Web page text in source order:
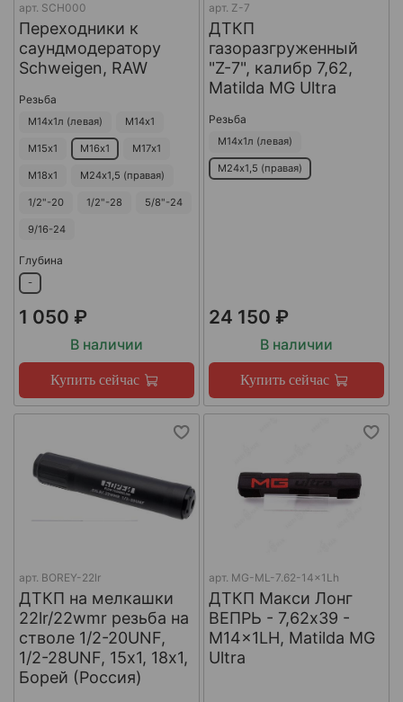
арт. SCH000
Переходники к
саундмодератору
Schweigen, RAW
Резьба
М14х1л (левая) М14х1
М15х1 М16х1 М17х1
М18х1 М24х1,5 (правая)
1/2"-20 1/2"-28 5/8"-24
9/16-24
Глубина
-
1 050 ₽
В наличии
Купить сейчас
арт. Z-7
ДТКП
газоразгруженный
"Z-7", калибр 7,62,
Matilda MG Ultra
Резьба
М14х1л (левая)
М24х1,5 (правая)
24 150 ₽
В наличии
Купить сейчас
арт. BOREY-22lr
ДТКП на мелкашки
22lr/22wmr резьба на
стволе 1/2-20UNF,
1/2-28UNF, 15х1, 18х1,
Борей (Россия)
арт. MG-ML-7.62-14x1Lh
ДТКП Макси Лонг
ВЕПРЬ - 7,62x39 -
M14x1LH, Matilda MG
Ultra